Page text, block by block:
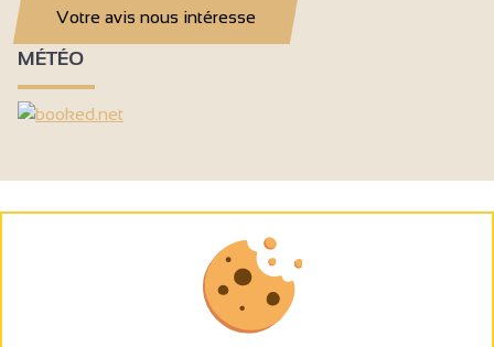
Votre avis nous intéresse
MÉTÉO